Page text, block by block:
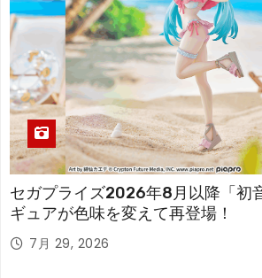
セガプライズ2026年8月以降「初
ギュアが色味を変えて再登場！
7月 29, 2026